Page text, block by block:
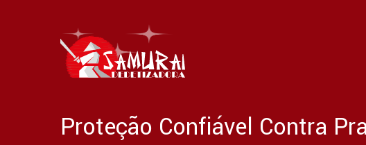
Proteção Confiável Contra